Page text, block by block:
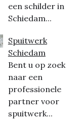
een schilder in
Schiedam...
Spuitwerk
Schiedam
Bent u op zoek
naar een
professionele
partner voor
spuitwerk...